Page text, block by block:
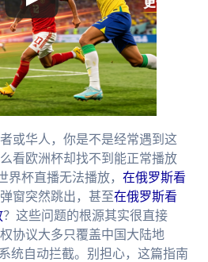
或华人，你是不是经常遇到这
看欧洲杯却找不到能正常播放
界杯直播无法播放， 在俄罗斯看
弹窗突然跳出，甚至在俄罗斯看
？这些问题的根源其实很直接
协议大多只覆盖中国大陆地
统自动拦截。别担心，这篇指南